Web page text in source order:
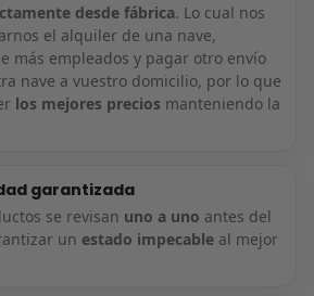
desde fábrica. Lo cual nos
el alquiler de una nave,
más empleados y pagar otro envío
nave a vuestro domicilio, por lo que
los mejores precios manteniendo la
garantizada
se revisan uno a uno antes del
un estado impecableal mejor